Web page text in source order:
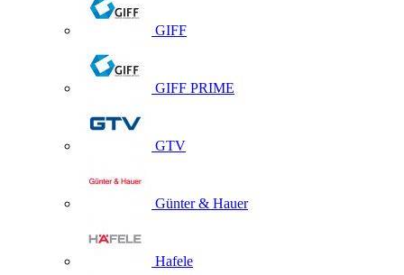
GIFF
GIFF PRIME
GTV
Günter & Hauer
Hafele